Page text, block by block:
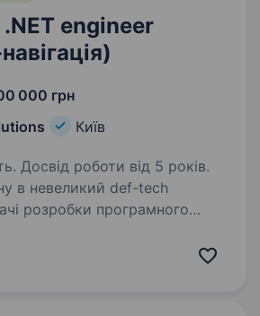
engineer
000 грн
Київ
Досвід роботи від 5 років.
в невеликий def-tech
розробки програмного
навігації та пілотування